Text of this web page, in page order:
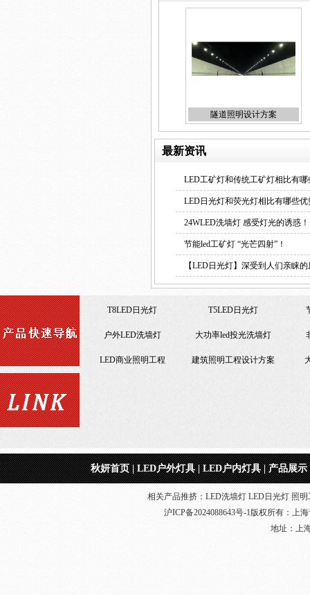
隧道照明设计方案
最新资讯
LED工矿灯和传统工矿灯相比有
LED日光灯和荧光灯相比有哪些优
24WLED洗墙灯 感受灯光的诱惑！
节能led工矿灯 “光芒四射”！
【LED日光灯】深受到人们亲睐
小功率LED洗墙灯 户外LED洗墙灯
led照明景观工程 LED商业照明工程 建
便宜LED工矿灯 节能改造LED照明工程
秋妍首页|LED户外灯具|LED户内灯具|产品展示
相关产品推挤：LED洗墙灯 LED日光灯 照
沪ICP备2024088643号-1版权所有： 上
地址：上